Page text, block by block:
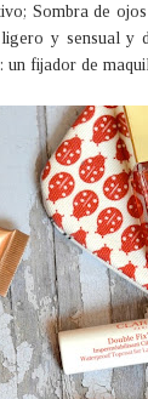
Sombra de
y sensual y
fijador de